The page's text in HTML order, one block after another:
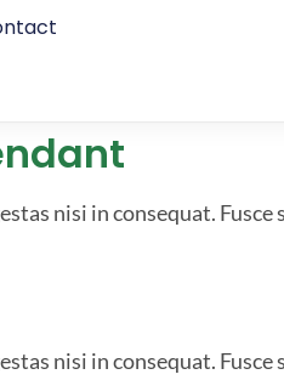
nisi in consequat. Fusce
nisi in consequat. Fusce